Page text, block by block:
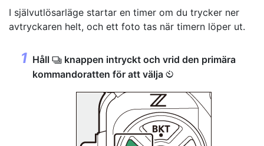
I självutlösarläge startar en timer om du trycker ner
avtryckaren helt, och ett foto tas när timern löper ut.
Håll c knappen intryckt och vrid den primära
kommandoratten för att välja E